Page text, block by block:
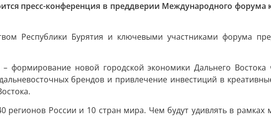
пресс-конференция в преддверии Международного форума
Республики Бурятия и ключевыми участниками форума
новой городской экономики Дальнего Востока
брендов и привлечение инвестиций в
регионов России и 10 стран мира. Чем будут удивлять в рамках